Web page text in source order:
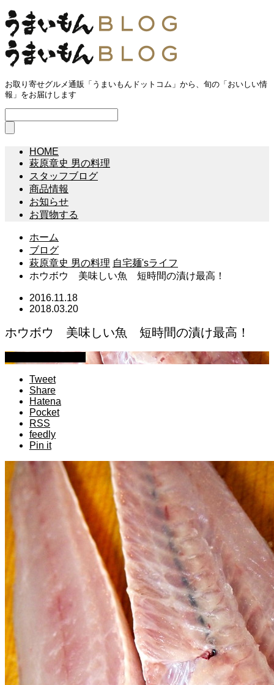
お取り寄せグルメ通販「うまいもんドットコム」から、旬の「おいしい情
報」をお届けします
HOME
萩原章史 男の料理
スタッフブログ
商品情報
お知らせ
お買物する
ホーム
ブログ
萩原章史 男の料理 自宅麺'sライフ
ホウボウ 美味しい魚 短時間の漬け最高！
2016.11.18
2018.03.20
ホウボウ 美味しい魚 短時間の漬け最高！
Tweet
Share
Hatena
Pocket
RSS
feedly
Pin it